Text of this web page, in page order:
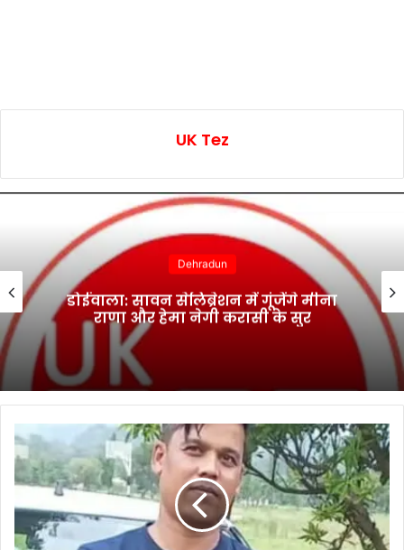
UK Tez
Dehradun
डोईवाला: सावन सेलिब्रेशन में गूंजेंगे मीना
राणा और हेमा नेगी करासी के सुर